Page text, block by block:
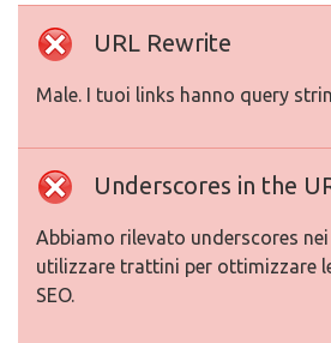
URL Rewrite
Male. I tuoi links hanno query
Underscores in the
Abbiamo rilevato underscores
utilizzare trattini per ottimizzare
SEO.